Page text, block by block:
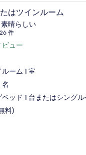
、遮光カーテン、アイロ
ダブ
はツインルーム
晴らしい
件
ビュー
ーム 1 室
名
ベッド 1 台またはシング
料)